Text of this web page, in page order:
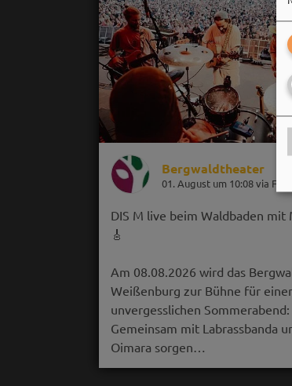
Bergwaldtheater
01. August um 10:08 via
DIS M live beim Waldbaden mit
🎸
Am 08.08.2026 wird das
Weißenburg zur Bühne für
unvergesslichen Sommerabend:
Gemeinsam mit Labrassbanda
Oimara sorgen…